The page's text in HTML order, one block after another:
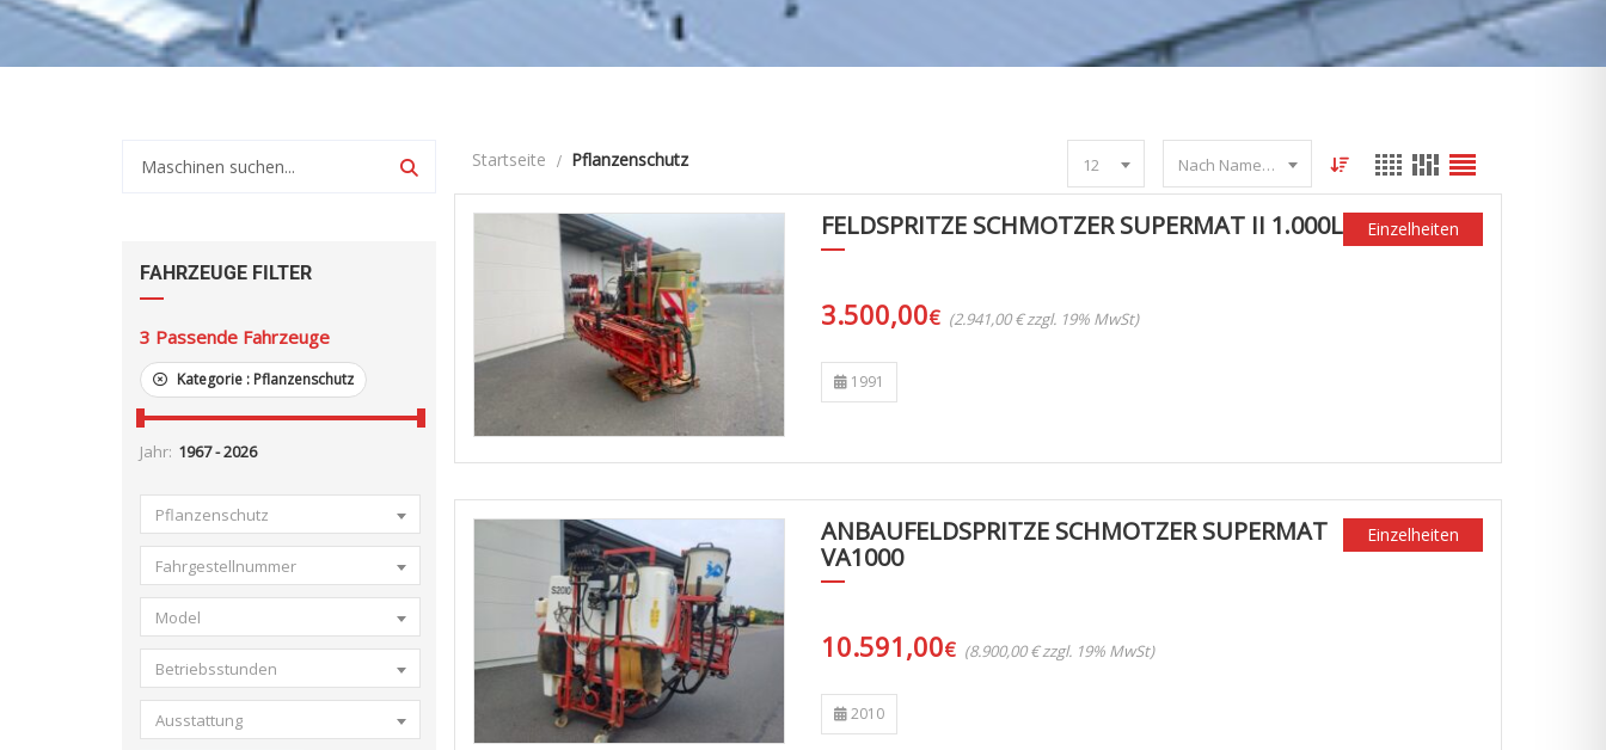
FAHRZEUGE FILTER
3 Passende Fahrzeuge
Kategorie : Pflanzenschutz
Jahr:
Pflanzenschutz
Fahrgestellnummer
Model
Betriebsstunden
Ausstattung
Startseite Pflanzenschutz 12 Nach Name sortieren
FELDSPRITZE SCHMOTZER SUPERMAT II 1.000L
3.500,00€ (2.941,00 € zzgl. 19% MwSt)
Einzelheiten
1991
ANBAUFELDSPRITZE SCHMOTZER SUPERMAT
VA1000
10.591,00€ (8.900,00 € zzgl. 19% MwSt)
Einzelheiten
2010